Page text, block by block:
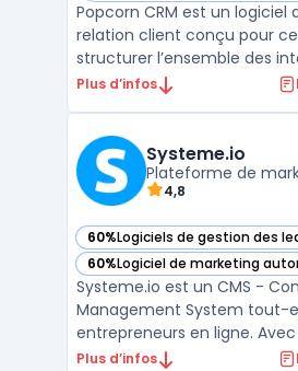
Popcorn CRM est un logiciel
relation client conçu pour
structurer l’ensemble des
commerciales des
leurs besoins quotidiens de
en ...
Plus d’infos
Systeme.io
Plateforme de
4,8
60%Logiciels de gestion des
— voir Systeme.io dans cette
60%Logiciel de marketing
— voir Systeme.io dans cette
Systeme.io est un CMS -
Management System tout-
entrepreneurs en ligne.
fonctionnalités comme la
Plus d’infos